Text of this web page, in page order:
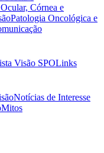
Córnea e
Patologia Oncológica e
Visão SPOLinks
Notícias de Interesse
Mitos